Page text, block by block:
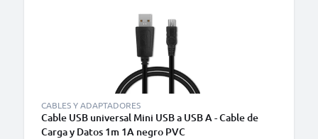
CABLES Y ADAPTADORES
Cable USB universal Mini USB a USB A - Cable de
Carga y Datos 1m 1A negro PVC